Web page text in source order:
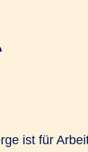
ist für